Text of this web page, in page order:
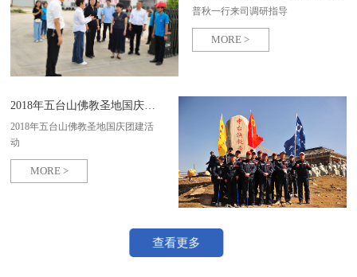
普秋一行来司调研指导
MORE >
2018年五台山佛教圣地国庆团建活动
2018年五台山佛教圣地国庆团建活
动
MORE >
查看更多